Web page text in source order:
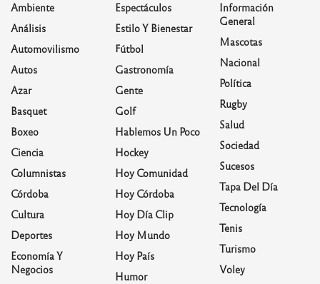
Ambiente
Análisis
Automovilismo
Autos
Azar
Basquet
Boxeo
Ciencia
Columnistas
Córdoba
Cultura
Deportes
Economía Y
Negocios
Espectáculos
Estilo Y Bienestar
Fútbol
Gastronomía
Gente
Golf
Hablemos Un Poco
Hockey
Hoy Comunidad
Hoy Córdoba
Hoy Día Clip
Hoy Mundo
Hoy País
Humor
Información
General
Mascotas
Nacional
Política
Rugby
Salud
Sociedad
Sucesos
Tapa Del Día
Tecnología
Tenis
Turismo
Voley